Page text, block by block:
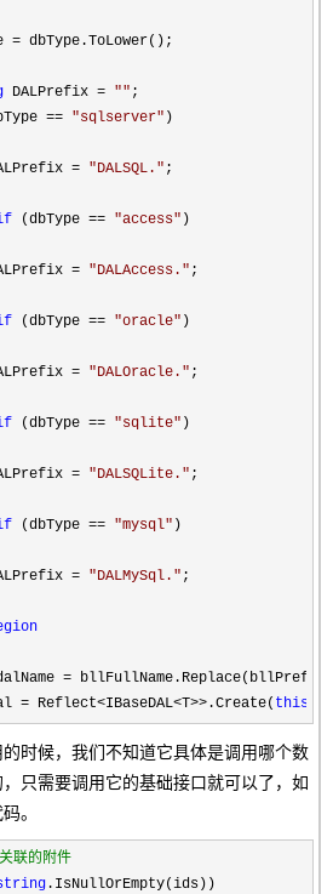
= dbType.ToLower();
DALPrefix = "" ;
== "sqlserver" )
= "DALSQL. " ;
(dbType == "access" )
= "DALAccess. " ;
(dbType == "oracle" )
= "DALOracle. " ;
(dbType == "sqlite" )
= "DALSQLite. " ;
(dbType == "mysql" )
= "DALMySql. " ;
=
= Reflect<IBaseDAL<T>>.Create(
this
时候，我们不知道它具体是调用哪个数
只需要调用它的基础接口就可以了，如
。
联的附件
.IsNullOrEmpty(ids))